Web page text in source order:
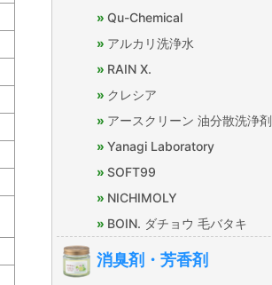
Qu-Chemical
アルカリ洗浄水
RAIN X.
クレシア
アースクリーン 油分散洗浄剤
Yanagi Laboratory
SOFT99
NICHIMOLY
BOIN. ダチョウ 毛バタキ
消臭剤・芳香剤